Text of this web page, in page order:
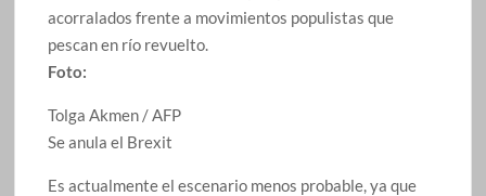
acorralados frente a movimientos populistas que
pescan en río revuelto.
Foto:
Tolga Akmen / AFP
Se anula el Brexit
Es actualmente el escenario menos probable, ya que